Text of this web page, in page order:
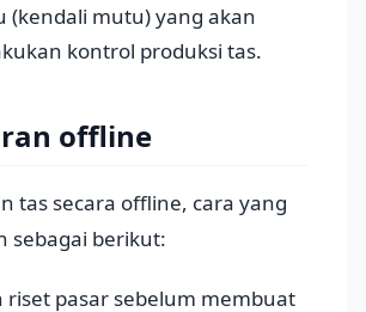
(kendali mutu) yang akan
kontrol produksi tas.
offline
tas secara offline, cara yang
sebagai berikut:
riset pasar sebelum membuat